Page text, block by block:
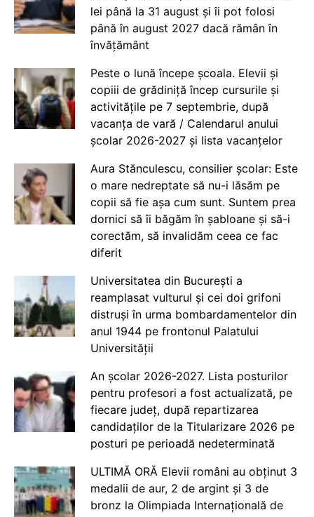
lei până la 31 august și îi pot folosi
până în august 2027 dacă rămân în
învățământ
Peste o lună începe școala. Elevii și
copiii de grădiniță încep cursurile și
activitățile pe 7 septembrie, după
vacanța de vară / Calendarul anului
școlar 2026-2027 și lista vacanțelor
Aura Stănculescu, consilier școlar: Este
o mare nedreptate să nu-i lăsăm pe
copii să fie așa cum sunt. Suntem prea
dornici să îi băgăm în șabloane și să-i
corectăm, să invalidăm ceea ce fac
diferit
Universitatea din București a
reamplasat vulturul și cei doi grifoni
distruși în urma bombardamentelor din
anul 1944 pe frontonul Palatului
Universității
An școlar 2026-2027. Lista posturilor
pentru profesori a fost actualizată, pe
fiecare județ, după repartizarea
candidaților de la Titularizare 2026 pe
posturi pe perioadă nedeterminată
ULTIMĂ ORĂ Elevii români au obținut 3
medalii de aur, 2 de argint și 3 de
bronz la Olimpiada Internațională de